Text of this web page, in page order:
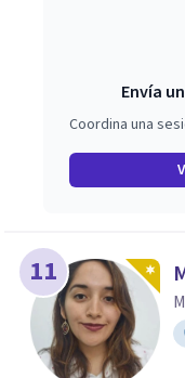
Envía
Coordina una
11